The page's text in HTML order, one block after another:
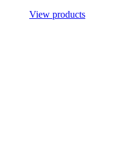
View products